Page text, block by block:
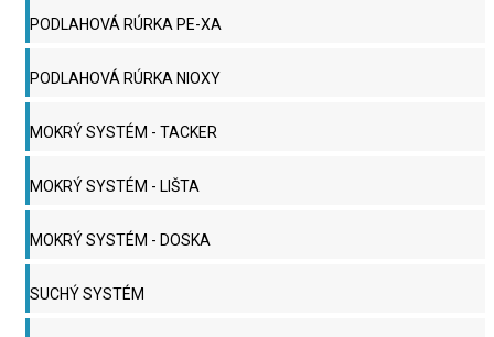
PODLAHOVÁ RÚRKA PE-XA
PODLAHOVÁ RÚRKA NIOXY
MOKRÝ SYSTÉM - TACKER
MOKRÝ SYSTÉM - LIŠTA
MOKRÝ SYSTÉM - DOSKA
SUCHÝ SYSTÉM